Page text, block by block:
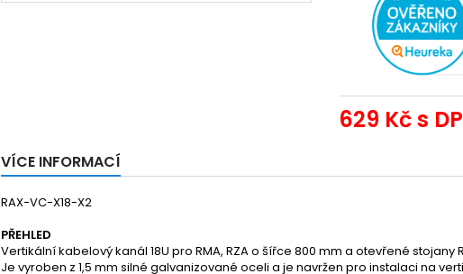
629 Kčs
VÍCE INFORMACÍ
RAX-VC-X18-X2
PŘEHLED
Vertikální kabelový kanál 18U pro RMA, RZA o šířce 800 mm a otevřené stojany
Je vyroben z 1,5 mm silné galvanizované oceli a je navržen pro instalaci na